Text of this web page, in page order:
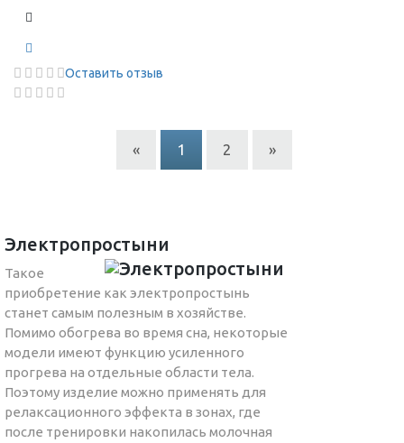
Оставить отзыв
« 1 2 »
Электропростыни
Такое
приобретение как электропростынь
станет самым полезным в хозяйстве.
Помимо обогрева во время сна, некоторые
модели имеют функцию усиленного
прогрева на отдельные области тела.
Поэтому изделие можно применять для
релаксационного эффекта в зонах, где
после тренировки накопилась молочная